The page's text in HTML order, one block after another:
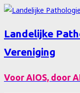
Landelijke
Vereniging
Voor AIOS, door